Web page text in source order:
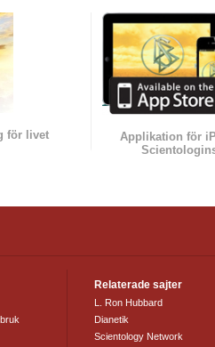
för livet
Applikation för
Relaterade sajter
L. Ron Hubbard
Dianetik
Scientology Network